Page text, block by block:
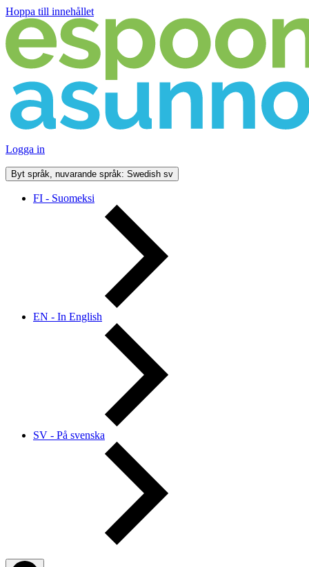
Hoppa till innehållet
Logga in
Byt språk, nuvarande språk: Swedish sv
FI - Suomeksi
EN - In English
SV - På svenska